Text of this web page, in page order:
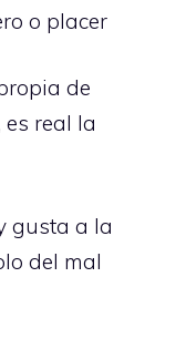
o placer
de
real la
gusta a la
del mal